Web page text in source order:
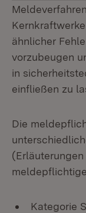
ähnlicher
vorzubeugen
in
einfließen zu
Die
Kategorie